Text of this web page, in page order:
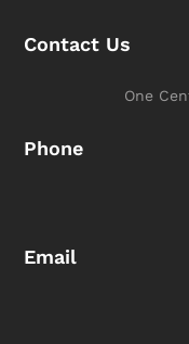
Contact Us
One
Phone
Email